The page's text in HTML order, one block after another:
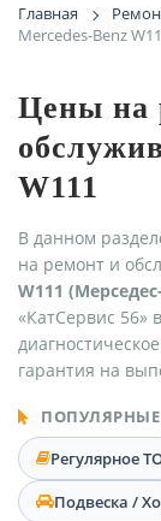
Главная
Mercedes-Benz
Цены на
W111
В данном
на ремонт и
W111
«КатСервис 56»
гарантия на
ПОПУЛЯРНЫЕ
Регулярное
Подвеска /